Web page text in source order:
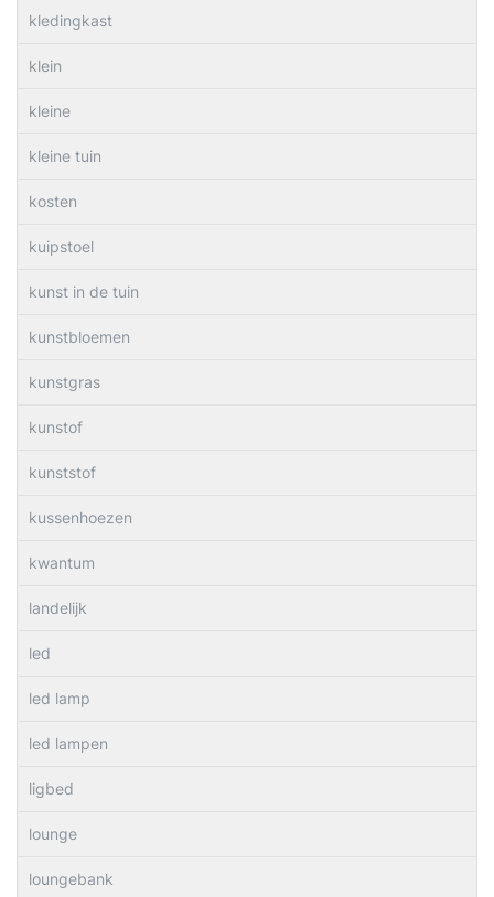
kledingkast
klein
kleine
kleine tuin
kosten
kuipstoel
kunst in de tuin
kunstbloemen
kunstgras
kunstof
kunststof
kussenhoezen
kwantum
landelijk
led
led lamp
led lampen
ligbed
lounge
loungebank